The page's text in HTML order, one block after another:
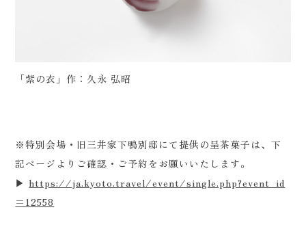
「紫の衣」作：久永 弘昭
※特別会場・旧三井家下鴨別邸にて提供の呈茶菓子は、下
記ページよりご確認・ご予約をお願いいたします。
▶https://ja.kyoto.travel/event/single.php?event_id
=12558